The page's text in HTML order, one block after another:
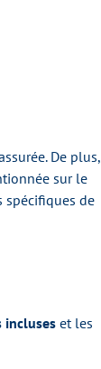
De plus,
sur le
spécifiques de
incluses et les